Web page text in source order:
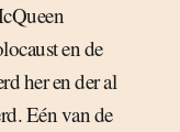
en de
her en der al
Eén van de